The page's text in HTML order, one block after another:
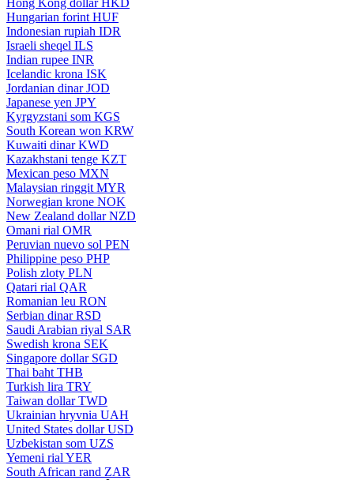
Hong Kong dollar HKD
Hungarian forint HUF
Indonesian rupiah IDR
Israeli sheqel ILS
Indian rupee INR
Icelandic krona ISK
Jordanian dinar JOD
Japanese yen JPY
Kyrgyzstani som KGS
South Korean won KRW
Kuwaiti dinar KWD
Kazakhstani tenge KZT
Mexican peso MXN
Malaysian ringgit MYR
Norwegian krone NOK
New Zealand dollar NZD
Omani rial OMR
Peruvian nuevo sol PEN
Philippine peso PHP
Polish zloty PLN
Qatari rial QAR
Romanian leu RON
Serbian dinar RSD
Saudi Arabian riyal SAR
Swedish krona SEK
Singapore dollar SGD
Thai baht THB
Turkish lira TRY
Taiwan dollar TWD
Ukrainian hryvnia UAH
United States dollar USD
Uzbekistan som UZS
Yemeni rial YER
South African rand ZAR